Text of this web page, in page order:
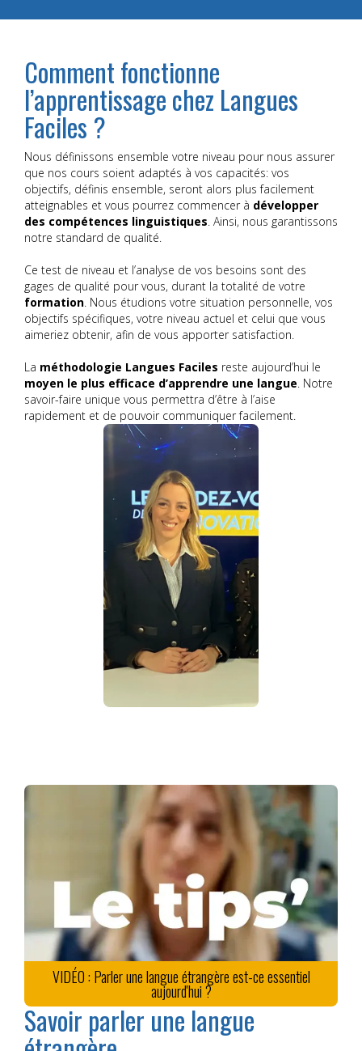
Comment fonctionne
l’apprentissage chez Langues
Faciles ?
Nous définissons ensemble votre niveau pour nous assurer
que nos cours soient adaptés à vos capacités: vos
objectifs, définis ensemble, seront alors plus facilement
atteignables et vous pourrez commencer à développer
des compétences linguistiques. Ainsi, nous garantissons
notre standard de qualité.
Ce test de niveau et l’analyse de vos besoins sont des
gages de qualité pour vous, durant la totalité de votre
formation. Nous étudions votre situation personnelle, vos
objectifs spécifiques, votre niveau actuel et celui que vous
aimeriez obtenir, afin de vous apporter satisfaction.
La méthodologie Langues Faciles reste aujourd’hui le
moyen le plus efficace d’apprendre une langue. Notre
savoir-faire unique vous permettra d’être à l’aise
rapidement et de pouvoir communiquer facilement.
VIDÉO : Parler une langue étrangère est-ce essentiel
aujourd'hui ?
Savoir parler une langue